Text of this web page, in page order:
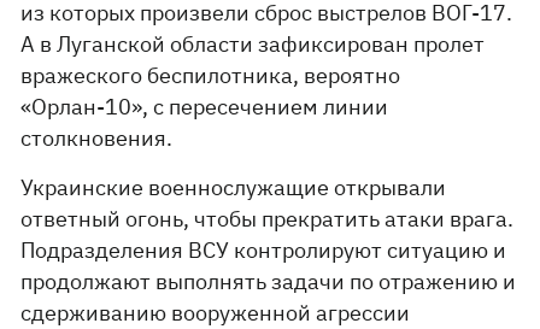
из которых произвели сброс выстрелов ВОГ-17.
А в Луганской области зафиксирован пролет
вражеского беспилотника, вероятно
«Орлан-10», с пересечением линии
столкновения.
Украинские военнослужащие открывали
ответный огонь, чтобы прекратить атаки врага.
Подразделения ВСУ контролируют ситуацию и
продолжают выполнять задачи по отражению и
сдерживанию вооруженной агрессии